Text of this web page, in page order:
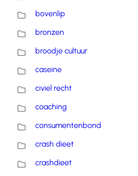
bovenlip
bronzen
broodje cultuur
caseine
civiel recht
coaching
consumentenbond
crash dieet
crashdieet